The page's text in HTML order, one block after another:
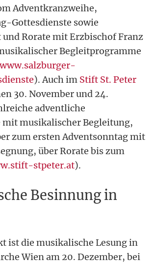
Adventkranzweihe,
Gottesdienste sowie
Rorate mit Erzbischof Franz
Begleitprogramme
). Auch im Stift St. Peter
30. November und 24.
adventliche
mit musikalischer Begleitung,
zum ersten Adventsonntag mit
über Rorate bis zum
stpeter.at).
Besinnung in
ist die musikalische Lesung in
Wien am 20. Dezember, bei